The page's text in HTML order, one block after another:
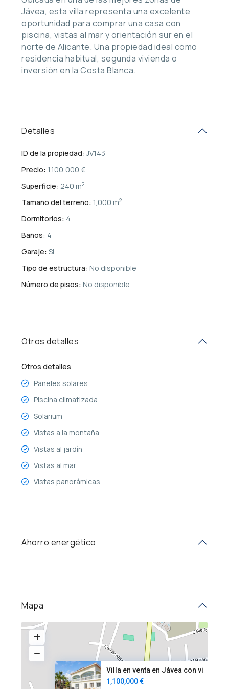
Jávea, esta villa representa una excelente
oportunidad para comprar una casa con
piscina, vistas al mar y orientación sur en el
norte de Alicante. Una propiedad ideal como
residencia habitual, segunda vivienda o
inversión en la Costa Blanca.
Detalles
ID de la propiedad: JV143
Precio: 1,100,000 €
Superficie: 240 m2
Tamaño del terreno: 1,000 m2
Dormitorios: 4
Baños: 4
Garaje: Si
Tipo de estructura: No disponible
Número de pisos: No disponible
Otros detalles
Otros detalles
Paneles solares
Piscina climatizada
Solarium
Vistas a la montaña
Vistas al jardín
Vistas al mar
Vistas panorámicas
Ahorro energético
Mapa
Villa en venta en Jávea con vi
1,100,000 €